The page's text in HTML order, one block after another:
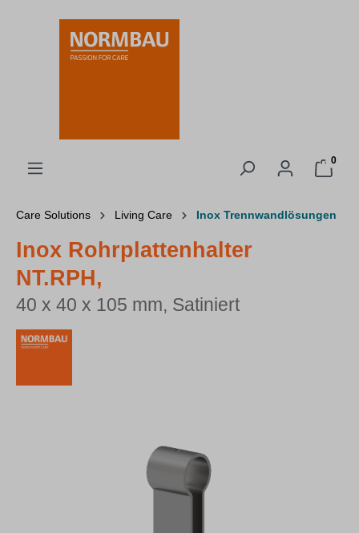
springen
0
Care Solutions Living Care Inox Trennwandlösungen
Inox Rohrplattenhalter
NT.RPH,
40 x 40 x 105 mm, Satiniert